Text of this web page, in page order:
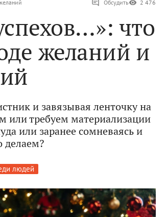
Обсудить 2 476
что
желаний и
и завязывая ленточку на
или требуем материализации
или заранее сомневаясь и
делаем?
людей